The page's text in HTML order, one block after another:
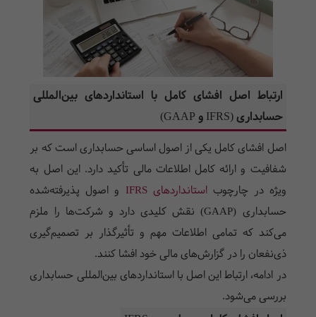
ارتباط اصل افشای کامل با استانداردهای بین‌المللی
حسابداری (IFRSوGAAP
)
اصل افشای کامل یکی از اصول اساسی حسابداری است که بر
شفافیت و ارائه کامل اطلاعات مالی تأکید دارد. این اصل به
ویژه در چارچوباستانداردهایIFRS و اصول پذیرفته‌شده
حسابداری (GAAP) نقش کلیدی دارد و شرکت‌ها را ملزم
می‌کند که تمامی اطلاعات مهم و تأثیرگذار بر تصمیم‌گیری
ذی‌نفعان را در گزارش‌های مالی خود افشا کنند.
در ادامه، ارتباط این اصل با استانداردهای بین‌المللی حسابداری
بررسی می‌شود.